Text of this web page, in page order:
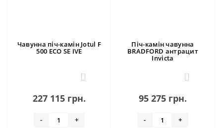
Чавунна піч-камін Jotul F
500 ECO SE IVE
0
227 115 грн.
- +
Піч-камін чавунна
BRADFORD антрацит
Invicta
1
95 275 грн.
- +